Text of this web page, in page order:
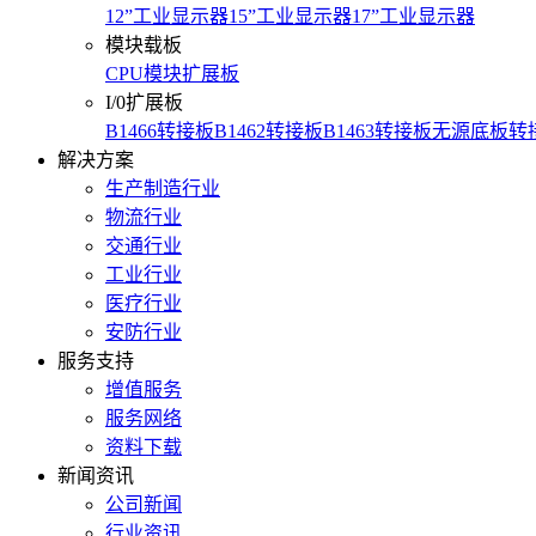
12”工业显示器15”工业显示器17”工业显示器
模块载板
CPU模块扩展板
I/0扩展板
B1466转接板B1462转接板B1463转接板无源底板转
解决方案
生产制造行业
物流行业
交通行业
工业行业
医疗行业
安防行业
服务支持
增值服务
服务网络
资料下载
新闻资讯
公司新闻